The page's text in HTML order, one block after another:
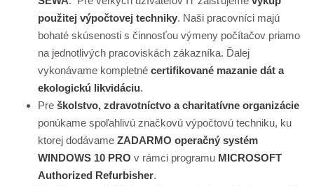
použitej výpočtovej techniky. Naši pracovníci majú
bohaté skúsenosti s činnosťou výmeny počítačov priamo
na jednotlivých pracoviskách zákazníka. Ďalej
vykonávame kompletnécertifikované mazanie dát a
ekologickú likvidáciu.
Preškolstvo, zdravotníctvo a charitatívne organizácie
ponúkame spoľahlivú značkovú výpočtovú techniku, ku
ktorej dodávameZADARMO operačný systém
WINDOWS 10 PRO v rámci programu MICROSOFT
Authorized Refurbisher.